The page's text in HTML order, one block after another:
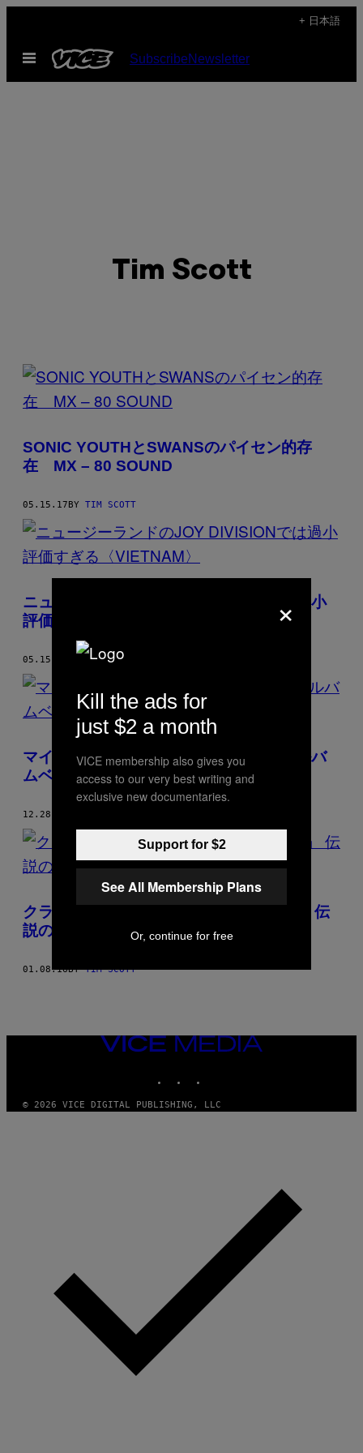
content
+ 日本語
Open
Menu
SubscribeNewsletter
Tim Scott
POSTS
BY
AUTHOR
SONIC YOUTHとSWANSのパイセン的存
在 MX – 80 SOUND
05.15.17BY TIM SCOTT
ニュージーランドのJOY DIVISIONでは過小
評価すぎる〈VIETNAM〉
05.15.17 TIM SCOTT
マイロが自ら選ぶDESCENDENTSのアルバ
ムベスト６
12.28.16
クラシックナンバーはズバリ「Oi,Oi,Oi」 伝
説のNZ産パンク・バンド NO TAG
01.08.16BYTIM SCOTT
VICE
MEDIA
© 2026 VICE DIGITAL PUBLISHING, LLC
×
Kill the ads for
just $2 a month
VICE membership also gives you
access to our very best writing and
exclusive new documentaries.
Support for $2
See All Membership Plans
Or, continue for free